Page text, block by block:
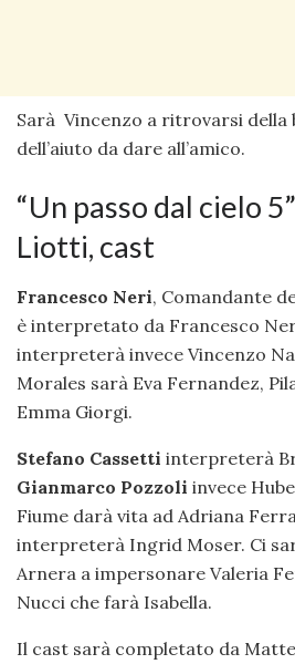
Sarà Vincenzo a ritrovarsi della
dell’aiuto da dare all’amico.
“Un passo dal cielo
Liotti, cast
Francesco Neri, Comandante
è interpretato da Francesco
interpreterà invece Vincenzo
Morales sarà Eva Fernandez,
Emma Giorgi.
Stefano Cassetti interpreterà
Gianmarco Pozzoli invece
Fiume darà vita ad Adriana
interpreterà Ingrid Moser. Ci
Arnera a impersonare Valeria
Nucci che farà Isabella.
Il cast sarà completato da